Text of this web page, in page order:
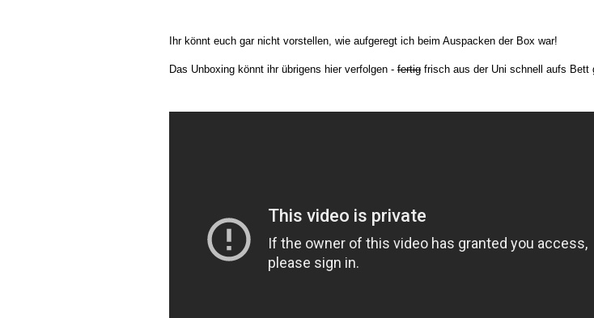
Ihr könnt euch gar nicht vorstellen, wie aufgeregt ich beim Auspacken der Box war!
Das Unboxing könnt ihr übrigens hier verfolgen - fertig frisch aus der Uni schnell aufs Bett